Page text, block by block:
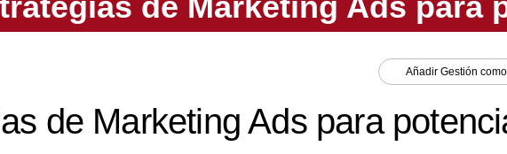
Añadir Gestión
de Marketing Ads para